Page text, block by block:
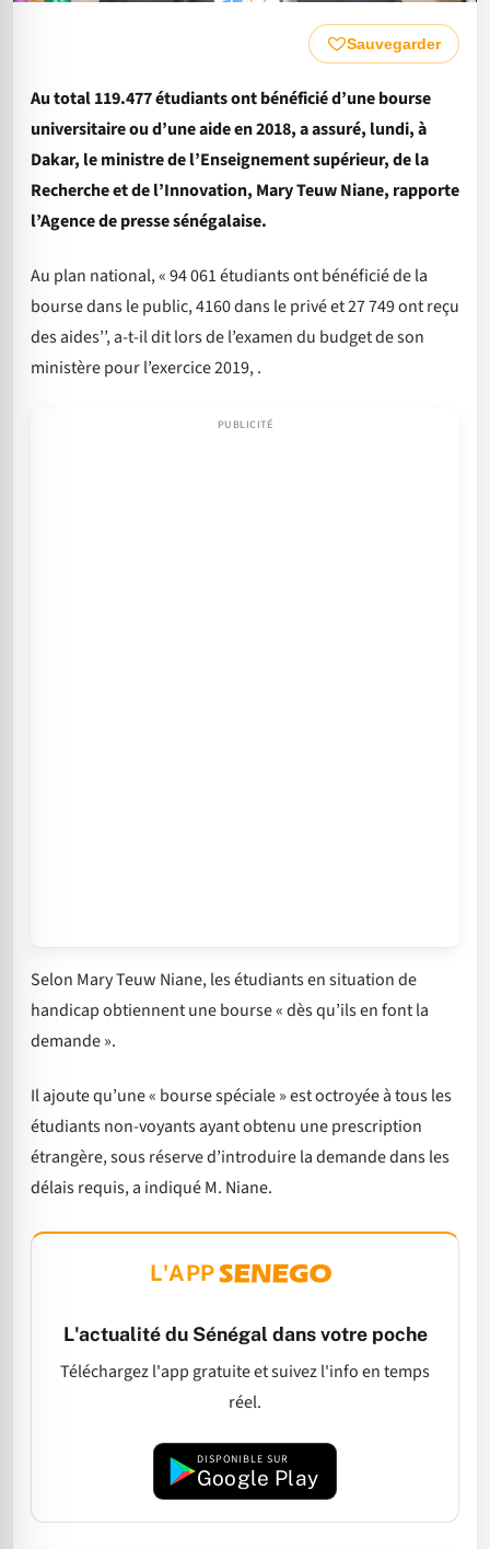
Sauvegarder
Au total 119.477 étudiants ont bénéficié d’une bourse
universitaire ou d’une aide en 2018, a assuré, lundi, à
Dakar, le ministre de l’Enseignement supérieur, de la
Recherche et de l’Innovation, Mary Teuw Niane, rapporte
l’Agence de presse sénégalaise.
Au plan national, « 94 061 étudiants ont bénéficié de la
bourse dans le public, 4160 dans le privé et 27 749 ont reçu
des aides’’, a-t-il dit lors de l’examen du budget de son
ministère pour l’exercice 2019, .
Selon Mary Teuw Niane, les étudiants en situation de
handicap obtiennent une bourse « dès qu’ils en font la
demande ».
Il ajoute qu’une « bourse spéciale » est octroyée à tous les
étudiants non-voyants ayant obtenu une prescription
étrangère, sous réserve d’introduire la demande dans les
délais requis, a indiqué M. Niane.
L'APP
L'actualité du Sénégal dans votre poche
Téléchargez l'app gratuite et suivez l'info en temps
réel.
DISPONIBLE SUR
Google Play